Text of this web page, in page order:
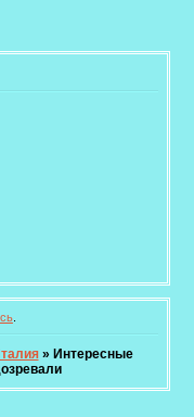
.
» Интересные